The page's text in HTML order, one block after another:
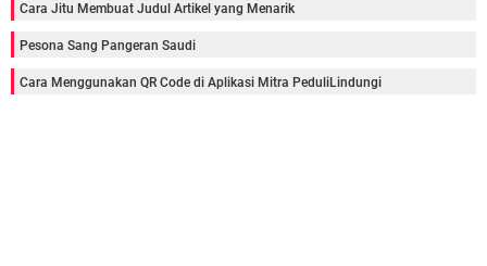
Cara Jitu Membuat Judul Artikel yang Menarik
Pesona Sang Pangeran Saudi
Cara Menggunakan QR Code di Aplikasi Mitra PeduliLindungi